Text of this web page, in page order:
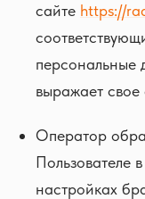
сайте https://
персональные
выражает
Оператор
Пользователе
настройках